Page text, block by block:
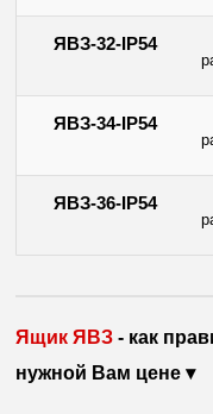
ЯВЗ-32-IP54
ЯВЗ-34-IP54
ЯВЗ-36-IP54
Ящик ЯВЗ - как
нужной Вам цене ▾